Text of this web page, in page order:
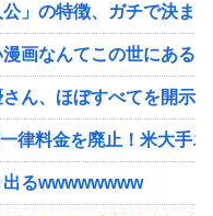
」の特徴、ガチで決ま
画なんてこの世にある
ん、ほぼすべてを開示
律料金を廃止！米大手
るwwwwwwww